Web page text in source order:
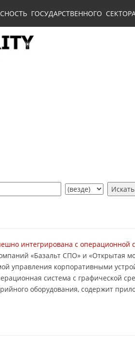
ГОСУДАРСТВЕННОГО
интегрирована с операционной
«Базальт СПО» и «Открытая
управления корпоративными
система с графической
оборудования, содержит